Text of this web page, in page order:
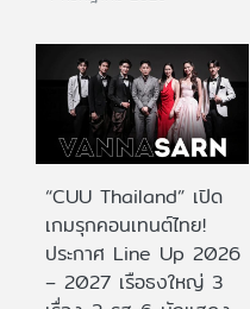
“CUU Thailand” เปิด
เกมรุกคอนเทนต์ไทย!
ประกาศ Line Up 2026
– 2027 เรือธงใหญ่ 3